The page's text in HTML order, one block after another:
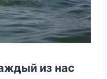
из нac